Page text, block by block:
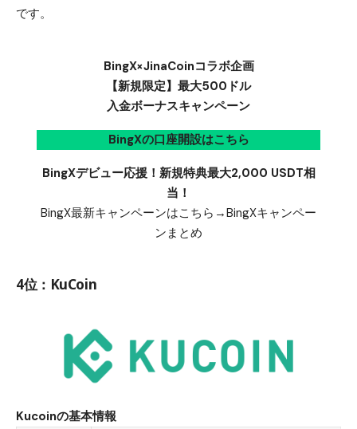
です。
BingX×JinaCoinコラボ企画
【新規限定】最大500ドル
入金ボーナスキャンペーン
BingXの口座開設はこちら
BingXデビュー応援！新規特典最大2,000 USDT相
当！
BingX最新キャンペーンはこちら→BingXキャンペー
ンまとめ
4位：KuCoin
Kucoinの基本情報